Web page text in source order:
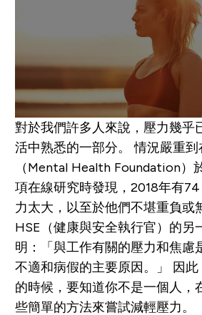
對於我們許多人來說，壓力幾乎
活中熟悉的一部分。 情況嚴重
（Mental Health Foundation）
項在線研究時發現，2018年有
力太大，以至於他們不堪重負或
HSE（健康與安全執行官）的另
明：「與工作有關的壓力和焦慮
不適和病假的主要原因。」 因
的時候，要知道你不是一個人，
些簡單的方法來嘗試減輕壓力。